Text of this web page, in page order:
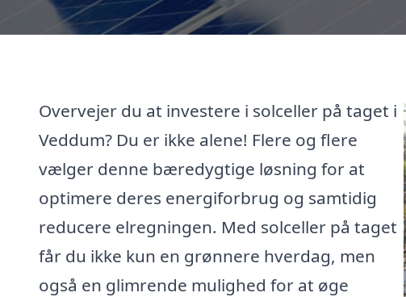
Overvejer du at investere i solceller på taget i
Veddum? Du er ikke alene! Flere og flere
vælger denne bæredygtige løsning for at
optimere deres energiforbrug og samtidig
reducere elregningen. Med solceller på taget
får du ikke kun en grønnere hverdag, men
også en glimrende mulighed for at øge